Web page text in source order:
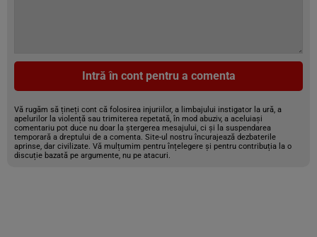
Intră în cont pentru a comenta
Vă rugăm să țineți cont că folosirea injuriilor, a limbajului instigator la ură, a
apelurilor la violență sau trimiterea repetată, în mod abuziv, a aceluiași
comentariu pot duce nu doar la ștergerea mesajului, ci și la suspendarea
temporară a dreptului de a comenta. Site-ul nostru încurajează dezbaterile
aprinse, dar civilizate. Vă mulțumim pentru înțelegere și pentru contribuția la o
discuție bazată pe argumente, nu pe atacuri.